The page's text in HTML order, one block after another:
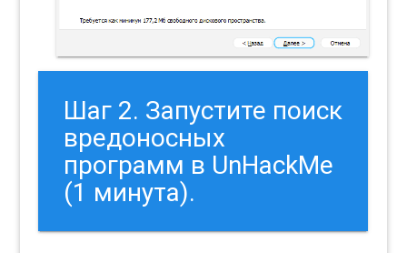
Шаг 2. Запустите поиск
вредоносных
программ в UnHackMe
(1 минута).